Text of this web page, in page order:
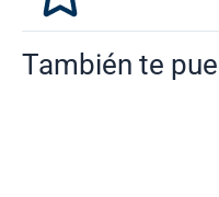
También te